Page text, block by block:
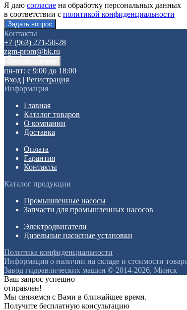
Я даю согласие на обработку персональных данных
в соответствии с политикой конфиденциальности
Контакты
+7 (963) 271-50-28
zgm-prom@bk.ru
пн-пт: с 9:00 до 18:00
Вход | Регистрация
Информация
Главная
Каталог товаров
О компании
Доставка
Оплата
Гарантия
Контакты
Каталог продукции
Промышленные насосы
Запчасти для промышленных насосов
Электродвигатели
Дизельные насосные установки
Политика конфиденциальности
Информация о наличии на складе и стоимости
Завод гидравлических машин © 2014-2026, Минск
Ваш запрос успешно
отправлен!
Мы свяжемся с Вами в ближайшее время.
Получите бесплатную консультацию